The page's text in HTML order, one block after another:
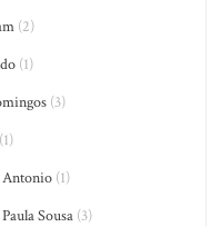
(2)
(1)
(3)
Antonio(1)
Sousa(3)